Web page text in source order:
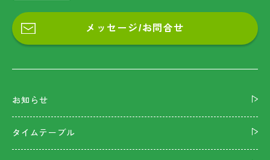
メッセージ/お問合せ
お知らせ
タイムテーブル